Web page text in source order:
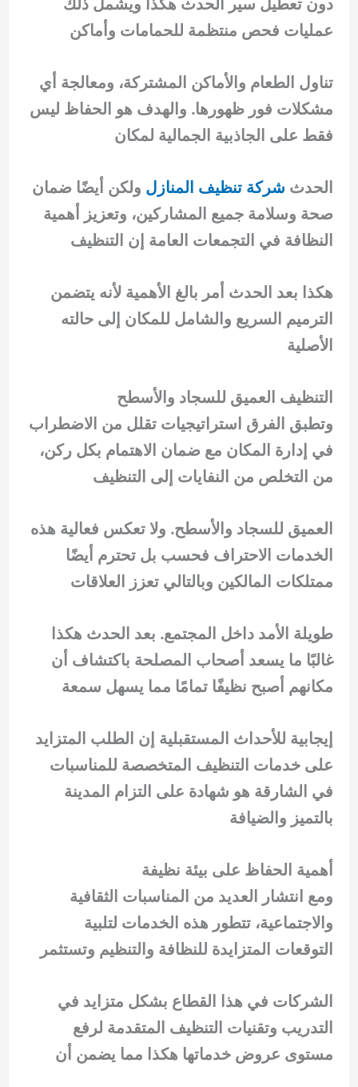
عمليات فحص منتظمة للحمامات وأماكن
تناول الطعام والأماكن المشتركة، ومعالجة أي
مشكلات فور ظهورها. والهدف هو الحفاظ ليس
فقط على الجاذبية الجمالية لمكان
الحدث شركة تنظيف المنازل ولكن أيضًا ضمان
صحة وسلامة جميع المشاركين، وتعزيز أهمية
النظافة في التجمعات العامة إن التنظيف
هكذا بعد الحدث أمر بالغ الأهمية لأنه يتضمن
الترميم السريع والشامل للمكان إلى حالته
الأصلية
التنظيف العميق للسجاد والأسطح
وتطبق الفرق استراتيجيات تقلل من الاضطراب
في إدارة المكان مع ضمان الاهتمام بكل ركن،
من التخلص من النفايات إلى التنظيف
العميق للسجاد والأسطح. ولا تعكس فعالية هذه
الخدمات الاحتراف فحسب بل تحترم أيضًا
ممتلكات المالكين وبالتالي تعزز العلاقات
طويلة الأمد داخل المجتمع. بعد الحدث هكذا
غالبًا ما يسعد أصحاب المصلحة باكتشاف أن
مكانهم أصبح نظيفًا تمامًا مما يسهل سمعة
إيجابية للأحداث المستقبلية إن الطلب المتزايد
على خدمات التنظيف المتخصصة للمناسبات
في الشارقة هو شهادة على التزام المدينة
بالتميز والضيافة
أهمية الحفاظ على بيئة نظيفة
ومع انتشار العديد من المناسبات الثقافية
والاجتماعية، تتطور هذه الخدمات لتلبية
التوقعات المتزايدة للنظافة والتنظيم وتستثمر
الشركات في هذا القطاع بشكل متزايد في
التدريب وتقنيات التنظيف المتقدمة لرفع
مستوى عروض خدماتها هكذا مما يضمن أن